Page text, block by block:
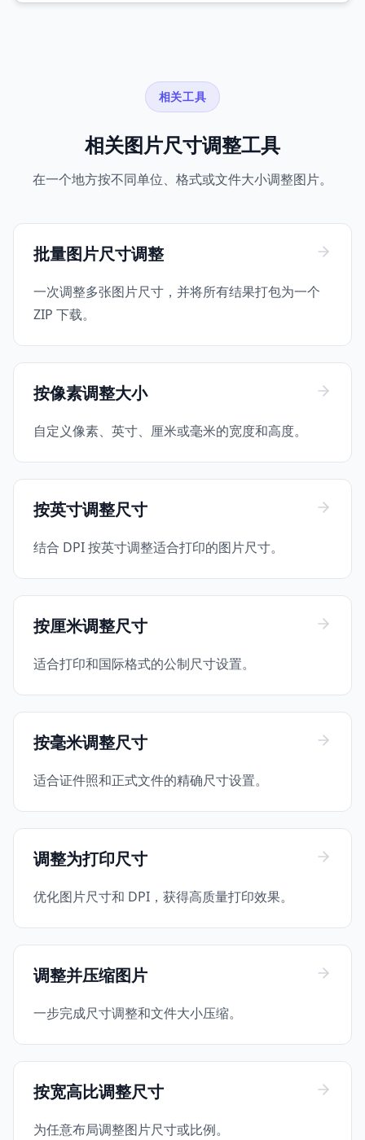
相关工具
相关图片尺寸调整工具
在一个地方按不同单位、格式或文件大小调整图片。
批量图片尺寸调整
一次调整多张图片尺寸，并将所有结果打包为一个
ZIP 下载。
按像素调整大小
自定义像素、英寸、厘米或毫米的宽度和高度。
按英寸调整尺寸
结合 DPI 按英寸调整适合打印的图片尺寸。
按厘米调整尺寸
适合打印和国际格式的公制尺寸设置。
按毫米调整尺寸
适合证件照和正式文件的精确尺寸设置。
调整为打印尺寸
优化图片尺寸和 DPI，获得高质量打印效果。
调整并压缩图片
一步完成尺寸调整和文件大小压缩。
按宽高比调整尺寸
为任意布局调整图片尺寸或比例。